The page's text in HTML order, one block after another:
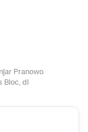
Pranowo
Bloc, di